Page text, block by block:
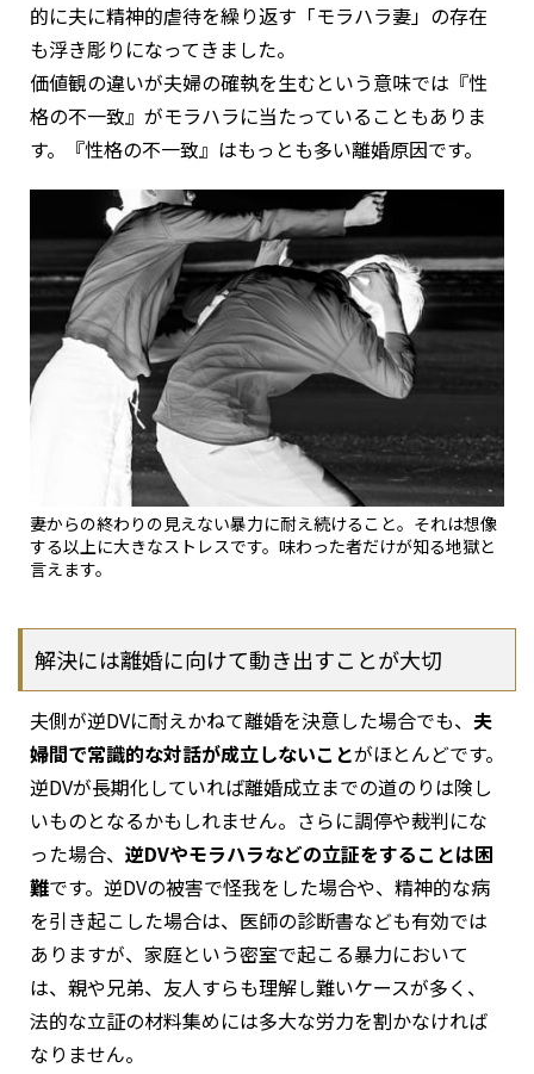
的に夫に精神的虐待を繰り返す「モラハラ妻」の存在
も浮き彫りになってきました。
価値観の違いが夫婦の確執を生むという意味では『性
格の不一致』がモラハラに当たっていることもありま
す。『性格の不一致』はもっとも多い離婚原因です。
妻からの終わりの見えない暴力に耐え続けること。それは想像
する以上に大きなストレスです。味わった者だけが知る地獄と
言えます。
解決には離婚に向けて動き出すことが大切
夫側が逆DVに耐えかねて離婚を決意した場合でも、 夫
婦間で常識的な対話が成立しないことがほとんどです。
逆DVが長期化していれば離婚成立までの道のりは険し
いものとなるかもしれません。さらに調停や裁判にな
った場合、 逆DVやモラハラなどの立証をすることは困
難です。逆DVの被害で怪我をした場合や、精神的な病
を引き起こした場合は、医師の診断書なども有効では
ありますが、家庭という密室で起こる暴力において
は、親や兄弟、友人すらも理解し難いケースが多く、
法的な立証の材料集めには多大な労力を割かなければ
なりません。